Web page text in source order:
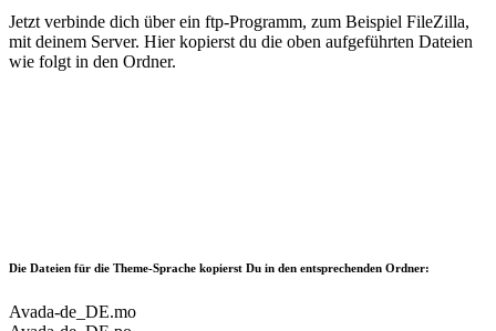
Jetzt verbinde dich über ein ftp-Programm, zum Beispiel FileZilla,
mit deinem Server. Hier kopierst du die oben aufgeführten Dateien
wie folgt in den Ordner.
Die Dateien für die Theme-Sprache kopierst Du in den entsprechenden Ordner:
Avada-de_DE.mo